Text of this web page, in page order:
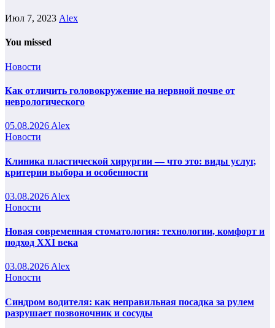
Июл 7, 2023 Alex
You missed
Новости
Как отличить головокружение на нервной почве от
неврологического
05.08.2026 Alex
Новости
Клиника пластической хирургии — что это: виды услуг,
критерии выбора и особенности
03.08.2026 Alex
Новости
Новая современная стоматология: технологии, комфорт и
подход XXI века
03.08.2026 Alex
Новости
Синдром водителя: как неправильная посадка за рулем
разрушает позвоночник и сосуды